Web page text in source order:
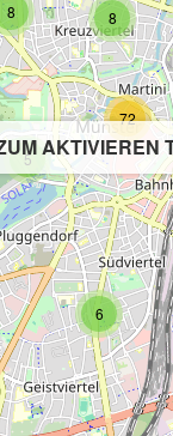
AKTIVIEREN
8
6
8
5
72